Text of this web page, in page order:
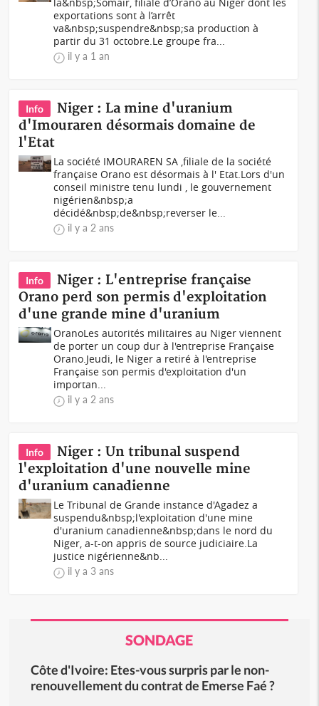
exportations sont à l’arrêt
va&nbsp;suspendre&nbsp;sa production à
partir du 31 octobre.Le groupe fra...
il y a 1 an
Info
Niger : La mine d'uranium
d'Imouraren désormais domaine de
l'Etat
La société IMOURAREN SA ,filiale de la société
française Orano est désormais à l' Etat.Lors d'un
conseil ministre tenu lundi , le gouvernement
nigérien&nbsp;a
décidé&nbsp;de&nbsp;reverser le...
il y a 2 ans
Info
Niger : L'entreprise française
Orano perd son permis d'exploitation
d'une grande mine d'uranium
OranoLes autorités militaires au Niger viennent
de porter un coup dur à l'entreprise Française
Orano.Jeudi, le Niger a retiré à l'entreprise
Française son permis d'exploitation d'un
importan...
il y a 2 ans
Info
Niger : Un tribunal suspend
l'exploitation d'une nouvelle mine
d'uranium canadienne
Le Tribunal de Grande instance d'Agadez a
suspendu&nbsp;l'exploitation d'une mine
d'uranium canadienne&nbsp;dans le nord du
Niger, a-t-on appris de source judiciaire.La
justice nigérienne&nb...
il y a 3 ans
SONDAGE
Côte d'Ivoire: Etes-vous surpris par le non-
renouvellement du contrat de Emerse Faé ?